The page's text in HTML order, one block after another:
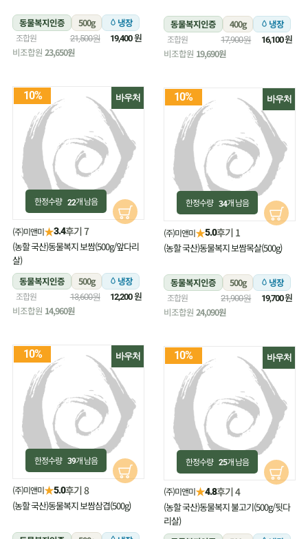
동물복지인증 500g 냉장
조합원 21,500원 19,400원
비조합원 23,650원
동물복지인증 400g 냉장
조합원 17,900원 16,100원
비조합원 19,690원
바우처
10%
한정수량 22개 남음
(주)미앤미★3.4후기 7
(농할 국산)동물복지 보쌈(500g/앞다리
살)
동물복지인증
500g 냉장
조합원 13,600원 12,200원
비조합원 14,960원
바우처
10%
한정수량 34개 남음
(주)미앤미★5.0후기 1
(농할 국산)동물복지 보쌈목살(500g)
동물복지인증 500g 냉장
조합원 21,900원 19,700원
비조합원 24,090원
바우처
10%
한정수량 39개 남음
(주)미앤미★5.0후기 8
(농할 국산)동물복지 보쌈삼겹(500g)
바우처
10%
한정수량 25개 남음
(주)미앤미★4.8후기 4
(농할 국산)동물복지 불고기(500g/뒷다
리살)